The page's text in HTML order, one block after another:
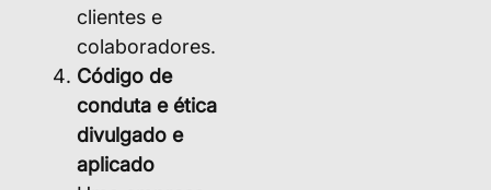
clientes e
colaboradores.
Código de
conduta e ética
divulgado e
aplicado